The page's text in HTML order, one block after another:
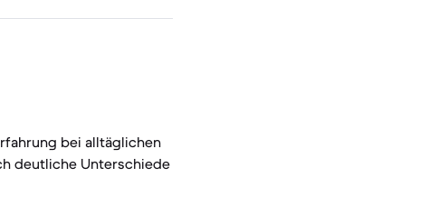
bei alltäglichen
deutliche Unterschiede